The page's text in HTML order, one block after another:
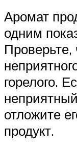
Аромат
одним
Проверьте,
горелого.
отложите
продукт.